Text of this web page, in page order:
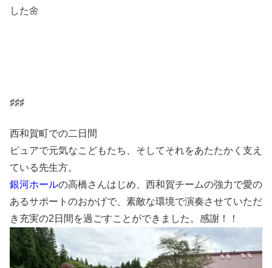
した🌼
♯♯♯
西和賀町での二日間
ピュアで元気なこどもたち、そしてそれをあたたかく支え
ている先生方。
銀河ホールの高橋さんはじめ、西和賀チームの強力で愛の
あるサポートのおかげで、素敵な環境で演奏させていただ
き充実の2日間を過ごすことができました。感謝！！